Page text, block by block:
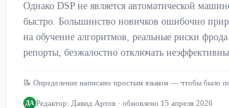
Однако DSP не является автоматической
быстро. Большинство новичков ошибочно
на обучение алгоритмов, реальные риски
репорты, безжалостно отключать
📝 Определение написано простым языком — чтобы было
ДА Редактор: Давид Артов · обновлено 15 апреля 2026